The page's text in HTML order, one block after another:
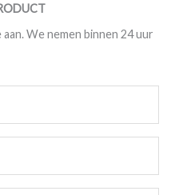
We nemen binnen 24 uur